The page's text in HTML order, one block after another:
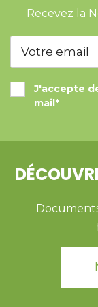
Recevez la
J'accepte
mail*